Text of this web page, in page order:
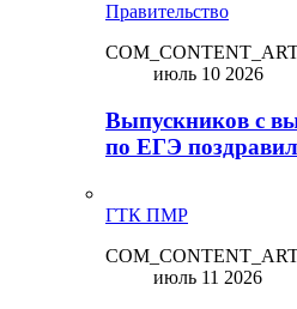
Правительство
июль 10 2026
Выпускников с
по ЕГЭ
ГТК ПМР
июль 11 2026